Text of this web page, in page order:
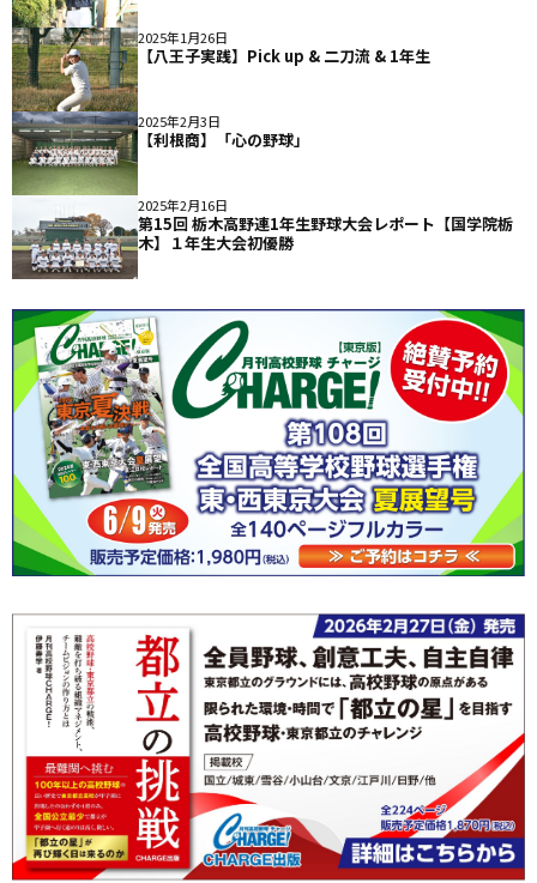
2025年1月26日
【八王子実践】Pick up & 二刀流 & 1年生
2025年2月3日
【利根商】「心の野球」
2025年2月16日
第15回 栃木高野連1年生野球大会レポート【国学院栃
木】１年生大会初優勝